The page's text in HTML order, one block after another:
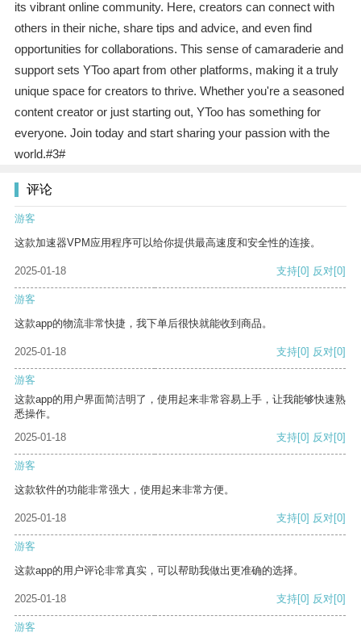
its vibrant online community. Here, creators can connect with
others in their niche, share tips and advice, and even find
opportunities for collaborations. This sense of camaraderie and
support sets YToo apart from other platforms, making it a truly
unique space for creators to thrive. Whether you're a seasoned
content creator or just starting out, YToo has something for
everyone. Join today and start sharing your passion with the
world.#3#
评论
游客
这款加速器VPM应用程序可以给你提供最高速度和安全性的连接。
2025-01-18 支持[0] 反对[0]
游客
这款app的物流非常快捷，我下单后很快就能收到商品。
2025-01-18 支持[0] 反对[0]
游客
这款app的用户界面简洁明了，使用起来非常容易上手，让我能够快速熟
悉操作。
2025-01-18
支持[0] 反对[0]
游客
这款软件的功能非常强大，使用起来非常方便。
2025-01-18 支持[0] 反对[0]
游客
这款app的用户评论非常真实，可以帮助我做出更准确的选择。
2025-01-18 支持[0] 反对[0]
游客